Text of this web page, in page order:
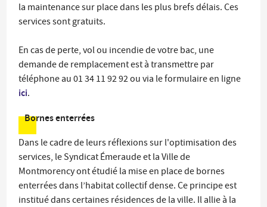
la maintenance sur place dans les plus brefs délais. Ces
services sont gratuits.
En cas de perte, vol ou incendie de votre bac, une
demande de remplacement est à transmettre par
téléphone au 01 34 11 92 92 ou via le formulaire en ligne
ici.
Bornes enterrées
Dans le cadre de leurs réflexions sur l'optimisation des
services, le Syndicat Émeraude et la Ville de
Montmorency ont étudié la mise en place de bornes
enterrées dans l’habitat collectif dense. Ce principe est
institué dans certaines résidences de la ville. Il allie à la